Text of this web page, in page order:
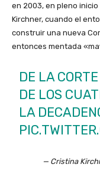
en 2003, en pleno
Kirchner, cuando el
construir una nueva
entonces mentada
DE LA
DE LOS
LA
— Cristina